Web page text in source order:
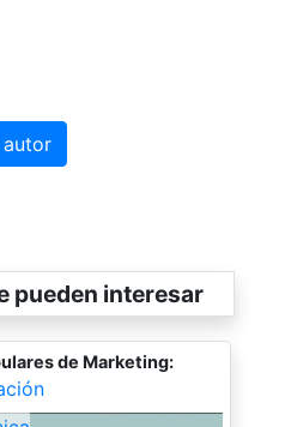
pueden interesar
de Marketing: